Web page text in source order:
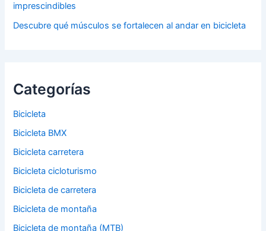
imprescindibles
Descubre qué músculos se fortalecen al andar en bicicleta
Categorías
Bicicleta
Bicicleta BMX
Bicicleta carretera
Bicicleta cicloturismo
Bicicleta de carretera
Bicicleta de montaña
Bicicleta de montaña (MTB)